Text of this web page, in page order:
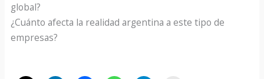
global?
¿Cuánto afecta la realidad argentina a este tipo de
empresas?